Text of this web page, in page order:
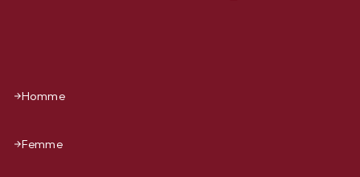
Homme
Femme